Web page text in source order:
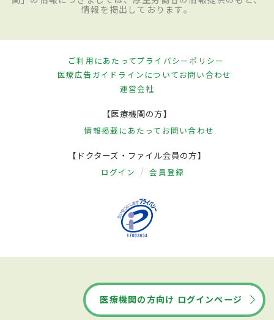
情報を掲出しております。
ご利用にあたってプライバシーポリシー
医療広告ガイドラインについてお問い合わせ
運営会社
【医療機関の方】
情報掲載にあたって お問い合わせ
【ドクターズ・ファイル会員の方】
ログイン 会員登録
医療機関の方向け ログインページ